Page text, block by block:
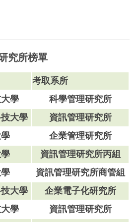
究所榜單
考取系所
學
科學管理研究所
大學
資訊管理研究所
企業管理研究所
資訊管理研究所丙組
資訊管理研究所商管組
大學
企業電子化研究所
學
資訊管理研究所